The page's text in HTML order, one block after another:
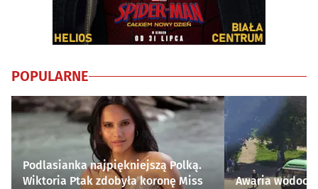
POPULARNE
Podlasianka najpiękniejszą Polką.
Wiktoria Ptak zdobyła koronę Miss
Awaria